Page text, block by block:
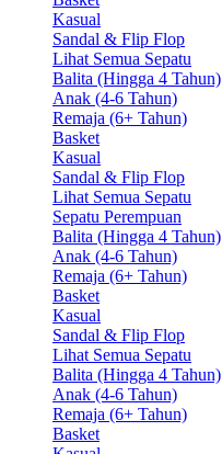
Kasual
Sandal & Flip Flop
Lihat Semua Sepatu
Balita (Hingga 4 Tahun)
Anak (4-6 Tahun)
Remaja (6+ Tahun)
Basket
Kasual
Sandal & Flip Flop
Lihat Semua Sepatu
Sepatu Perempuan
Balita (Hingga 4 Tahun)
Anak (4-6 Tahun)
Remaja (6+ Tahun)
Basket
Kasual
Sandal & Flip Flop
Lihat Semua Sepatu
Balita (Hingga 4 Tahun)
Anak (4-6 Tahun)
Remaja (6+ Tahun)
Basket